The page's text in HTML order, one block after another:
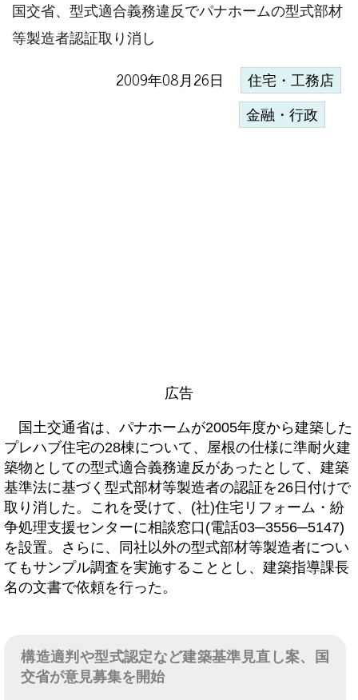
国交省、型式適合義務違反でパナホームの型式部材
等製造者認証取り消し
2009年08月26日 住宅・工務店
金融・行政
広告
国土交通省は、パナホームが2005年度から建築した
プレハブ住宅の28棟について、屋根の仕様に準耐火建
築物としての型式適合義務違反があったとして、建築
基準法に基づく型式部材等製造者の認証を26日付けで
取り消した。これを受けて、(社)住宅リフォーム・紛
争処理支援センターに相談窓口(電話03─3556─5147)
を設置。さらに、同社以外の型式部材等製造者につい
てもサンプル調査を実施することとし、建築指導課長
名の文書で依頼を行った。
構造適判や型式認定など建築基準見直し案、国
交省が意見募集を開始